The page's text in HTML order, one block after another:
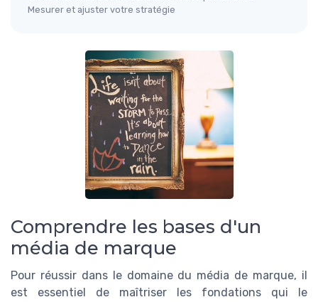
Mesurer et ajuster votre stratégie
Comprendre les bases d'un
média de marque
Pour réussir dans le domaine du média de marque, il
est essentiel de maîtriser les fondations qui le